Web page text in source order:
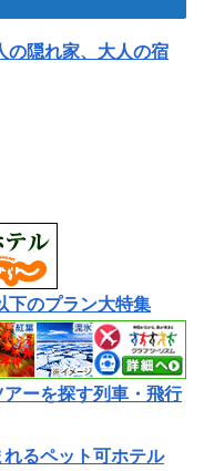
の隠れ家、大人の宿
のプラン大特集
ーを探す列車・飛行
るペット可ホテル